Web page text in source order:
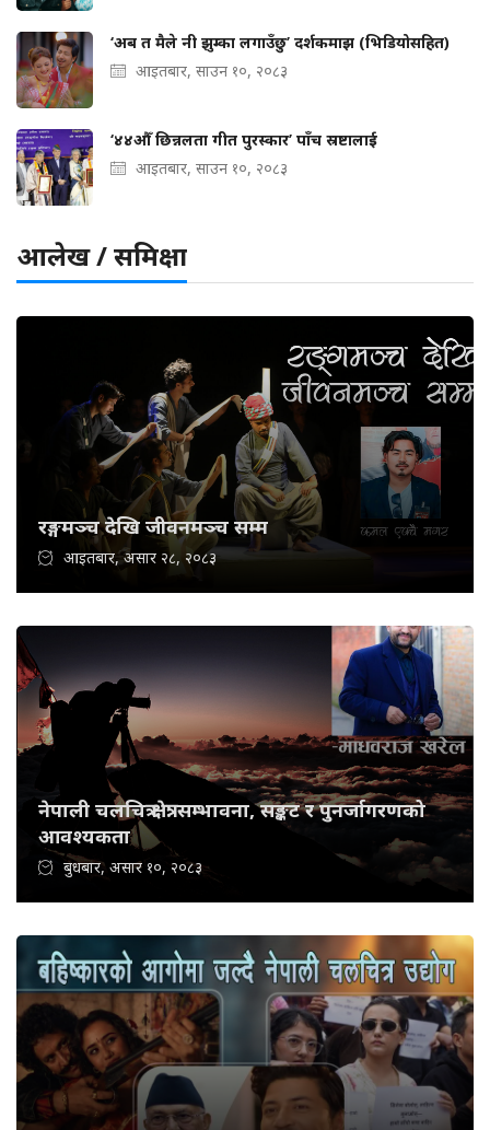
‘अब त मैले नी झुम्का लगाउँछु’ दर्शकमाझ (भिडियोसहित)
आइतबार, साउन १०, २०८३
‘४४औँ छिन्नलता गीत पुरस्कार’ पाँच स्रष्टालाई
आइतबार, साउन १०, २०८३
आलेख / समिक्षा
रङ्गमञ्च देखि जीवनमञ्च सम्म
आइतबार, असार २८, २०८३
नेपाली चलचित्र क्षेत्र: सम्भावना, सङ्कट र पुनर्जागरणको
आवश्यकता
बुधबार, असार १०, २०८३